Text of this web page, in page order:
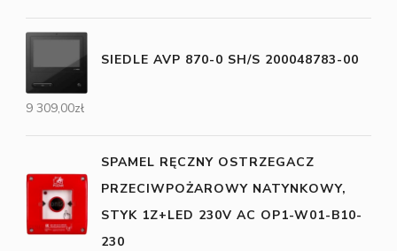
SIEDLE AVP 870-0 SH/S 200048783-00
9 309,00zł
SPAMEL RĘCZNY OSTRZEGACZ
PRZECIWPOŻAROWY NATYNKOWY,
STYK 1Z+LED 230V AC OP1-W01-B10-
230